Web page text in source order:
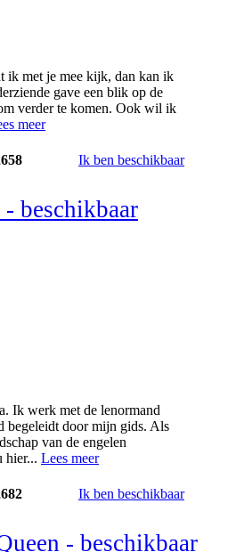
ik met je mee kijk, dan kan ik
gave een blik op de
verder te komen. Ook wil ik
meer
Ik ben beschikbaar
Ik werk met de lenormand
begeleidt door mijn gids. Als
van de engelen
hier... Lees meer
Ik ben beschikbaar